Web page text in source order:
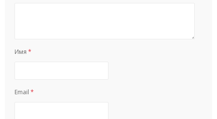
Имя *
Email *